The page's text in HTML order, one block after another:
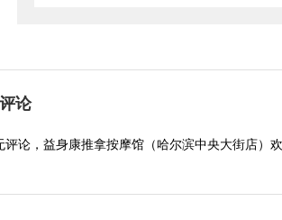
论
评论，益身康推拿按摩馆（哈尔滨中央大街店）欢